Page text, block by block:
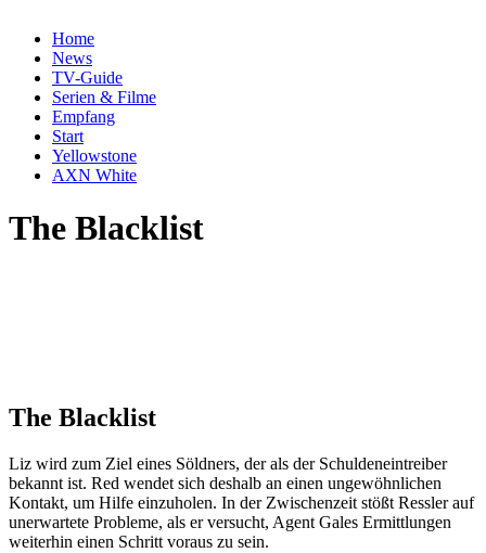
Home
News
TV-Guide
Serien & Filme
Empfang
Start
Yellowstone
AXN White
The Blacklist
The Blacklist
Liz wird zum Ziel eines Söldners, der als der Schuldeneintreiber
bekannt ist. Red wendet sich deshalb an einen ungewöhnlichen
Kontakt, um Hilfe einzuholen. In der Zwischenzeit stößt Ressler auf
unerwartete Probleme, als er versucht, Agent Gales Ermittlungen
weiterhin einen Schritt voraus zu sein.